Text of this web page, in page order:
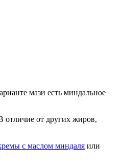
мази есть миндальное
отличие от других жиров,
с маслом миндаля или